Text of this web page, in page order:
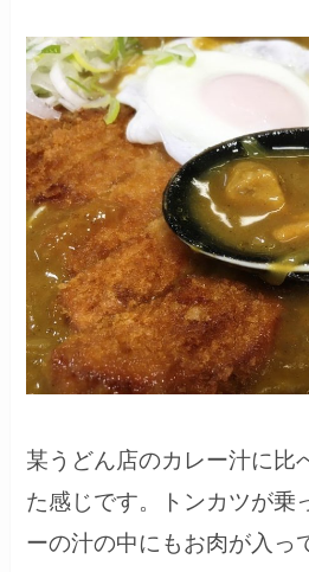
某うどん店のカレー汁に比
た感じです。トンカツが乗
ーの汁の中にもお肉が入っ